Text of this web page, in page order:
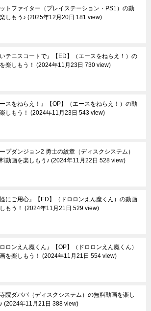
トファイター（プレイステーション・PS1）の動
しもう♪ 2025年12月20日 181 view
いテニスコートで』【ED】（エースをねらえ！）の
楽しもう！
2024年11月23日 730 view
ースをねらえ！』【OP】（エースをねらえ！）の動
しもう！
2024年11月23日 543 view
プダンジョン2 勇士の紋章（ディスクシステム）
動画を楽しもう♪ 2024年11月22日 528 view
怪にご用心』【ED】（ドロロンえん魔くん）の動画
もう！
2024年11月21日 529 view
ロロンえん魔くん』【OP】（ドロロンえん魔くん）
を楽しもう！
2024年11月21日 554 view
院ダババ（ディスクシステム）の無料動画を楽し
2024年11月21日 388 view